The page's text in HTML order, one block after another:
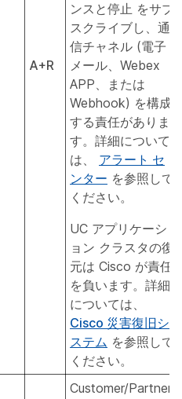
A+R
ンスと停止 をサブ
スクライブし、通
信チャネル (電子
メール、Webex
APP、または
Webhook) を構成
する責任がありま
す。詳細について
は、 アラート セ
ンター を参照して
ください。
UC アプリケーシ
ョン クラスタの復
元は Cisco が責任
を負います。詳細
については、
Cisco 災害復旧シ
ステム を参照して
ください。
Customer/Partner